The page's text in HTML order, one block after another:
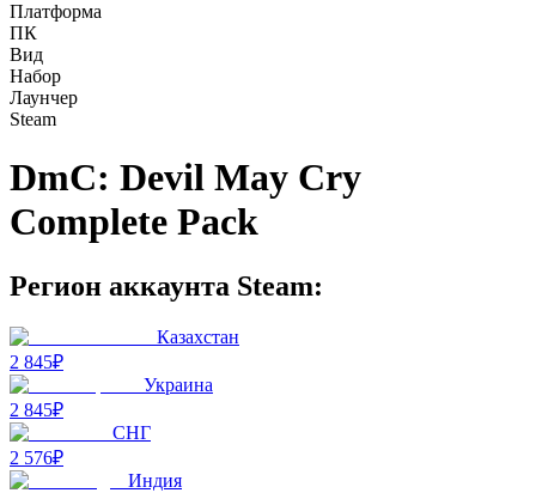
Платформа
ПК
Вид
Набор
Лаунчер
Steam
DmC: Devil May Cry
Complete Pack
Регион аккаунта Steam:
Казахстан
2 845₽
Украина
2 845₽
СНГ
2 576₽
Индия